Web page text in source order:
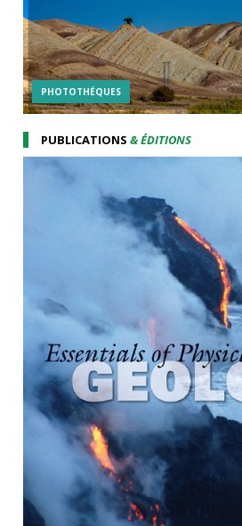
PHOTOTHÉQUES
PUBLICATIONS& ÉDITIONS